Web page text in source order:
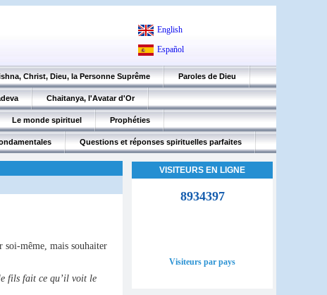
English
Español
soi-même, mais souhaiter
fils fait ce qu’il voit le
Christ, Dieu, la Personne Suprême Paroles de Dieu
Chaitanya, l'Avatar d'Or
Le monde spirituel Prophéties
Questions et réponses spirituelles parfaites
VISITEURS EN LIGNE
8934397
Visiteurs par pays